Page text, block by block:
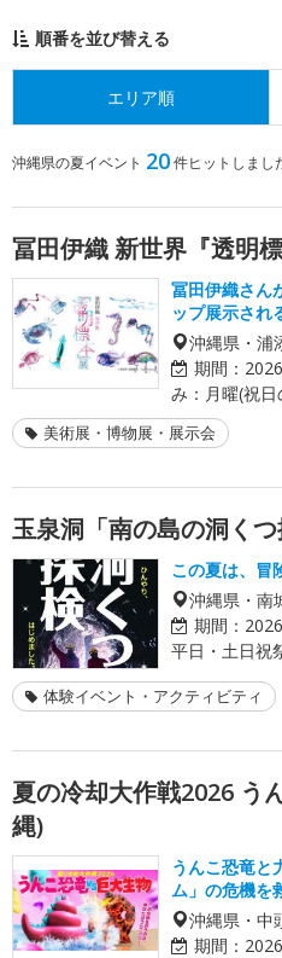
順番を並び替える
エリア順
沖縄県の夏イベント 20件ヒットしまし
冨田伊織 新世界『透明
冨田伊織さん
ップ展示され
沖縄県・浦
期間：
み：月曜(祝
美術展・博物展・展示会
玉泉洞「南の島の洞くつ
この夏は、冒
沖縄県・南
期間：
平日・土日祝
体験イベント・アクティビティ
夏の冷却大作戦2026 う
縄)
うんこ恐竜と
ム」の危機を
沖縄県・中
期間：